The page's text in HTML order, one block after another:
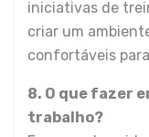
iniciativas de
criar um
confortáveis
8. O que fazer
trabalho?